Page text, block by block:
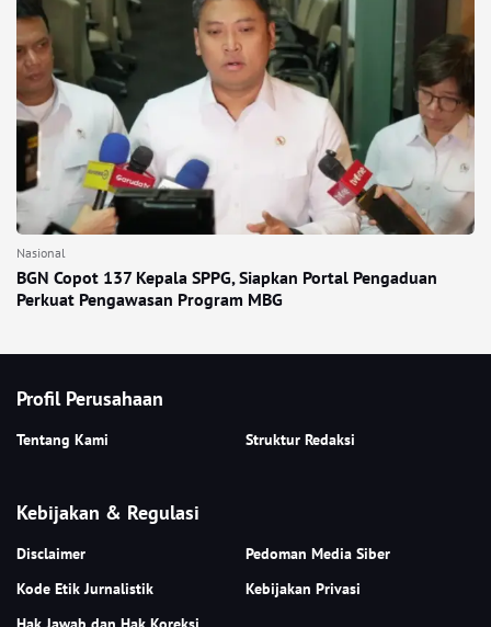
Nasional
BGN Copot 137 Kepala SPPG, Siapkan Portal Pengaduan
Perkuat Pengawasan Program MBG
Profil Perusahaan
Tentang Kami Struktur Redaksi
Kebijakan & Regulasi
Disclaimer
Pedoman Media Siber
Kode Etik Jurnalistik
Kebijakan Privasi